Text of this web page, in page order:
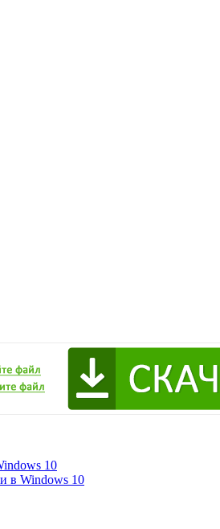
10
в Windows 10